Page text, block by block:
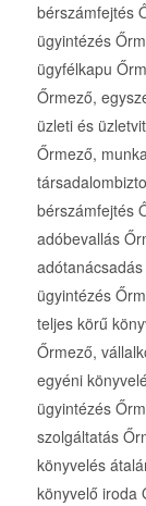
bérszámfejtés
ügyintézés
ügyfélkapu
Őrmező,
üzleti és
Őrmező,
bérszámfejtés
adóbevallás
ügyintézés
teljes körű
Őrmező,
egyéni
ügyintézés
szolgáltatás
könyvelés
könyvelő iroda